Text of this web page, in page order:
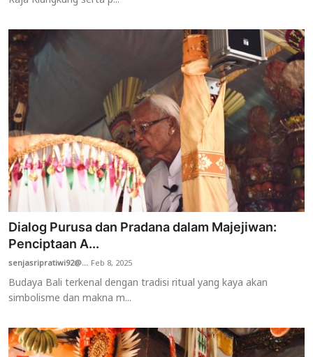
Dialog Purusa dan Pradana dalam Majejiwan:
Penciptaan A...
senjasripratiwi92@... Feb 8, 2025
Budaya Bali terkenal dengan tradisi ritual yang kaya akan
simbolisme dan makna m...